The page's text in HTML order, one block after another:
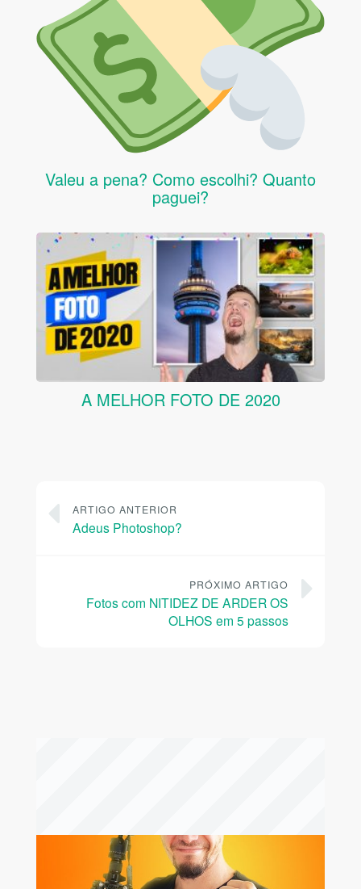
Valeu a pena? Como escolhi? Quanto
paguei?
A MELHOR FOTO DE 2020
ARTIGO ANTERIOR
Adeus Photoshop?
PRÓXIMO ARTIGO
Fotos com NITIDEZ DE ARDER OS
OLHOS em 5 passos